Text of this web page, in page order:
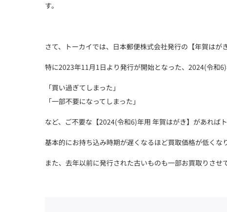
す。
さて、トーカイでは、日本郵便株式会社発行の【年賀はが
特に2023年11月1日より発行が開始となった、2024(令和
「買い過ぎてしまった」
「一部不要になってしまった」
など、ご不要な【2024(令和6)年用 年賀はがき】があれば
基本的にお持ち込み時期が遅くなるほど買取価格が低く
また、去年以前に発行された古いものも一部お買取りさせ